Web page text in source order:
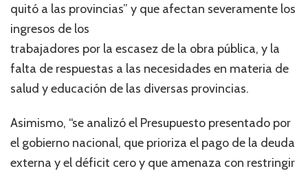
quitó a las provincias” y que afectan severamente los
ingresos de los
trabajadores por la escasez de la obra pública, y la
falta de respuestas a las necesidades en materia de
salud y educación de las diversas provincias.
Asimismo, “se analizó el Presupuesto presentado por
el gobierno nacional, que prioriza el pago de la deuda
externa y el déficit cero y que amenaza con restringir